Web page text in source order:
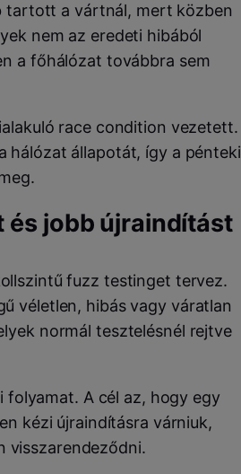
tartott a vártnál, mert közben
nem az eredeti hibából
a főhálózat továbbra sem
race condition vezetett.
hálózat állapotát, így a pénteki
és jobb újraindítást
fuzz testinget tervez.
véletlen, hibás vagy váratlan
normál tesztelésnél rejtve
folyamat. A cél az, hogy egy
kézi újraindításra várniuk,
visszarendeződni.